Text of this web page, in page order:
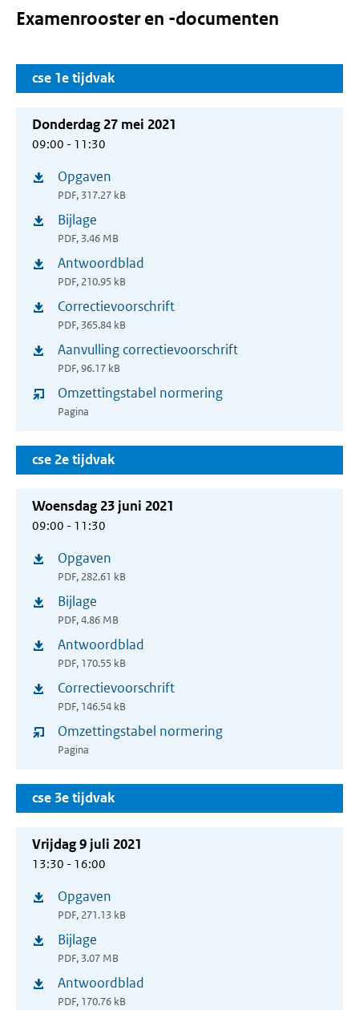
Examenrooster en -documenten
cse 1e tijdvak
Donderdag 27 mei 2021
09:00 - 11:30
Opgaven
PDF, 317.27 kB
(opent
nieuw
venster)
Bijlage
PDF, 3.46 MB
(opent
nieuw
venster)
Antwoordblad
PDF, 210.95 kB
(opent
nieuw
venster)
Correctievoorschrift
PDF, 365.84 kB
(opent
nieuw
venster)
Aanvulling correctievoorschrift
PDF, 96.17 kB
(opent
nieuw
venster)
Omzettingstabel normering
Pagina
cse 2e tijdvak
Woensdag 23 juni 2021
09:00 - 11:30
Opgaven
PDF, 282.61 kB
(opent
nieuw
venster)
Bijlage
PDF, 4.86 MB
(opent
nieuw
venster)
Antwoordblad
PDF, 170.55 kB
(opent
nieuw
venster)
Correctievoorschrift
PDF, 146.54 kB
(opent
nieuw
venster)
Omzettingstabel normering
Pagina
cse 3e tijdvak
Vrijdag 9 juli 2021
13:30 - 16:00
Opgaven
PDF, 271.13 kB
(opent
nieuw
venster)
Bijlage
PDF, 3.07 MB
(opent
nieuwAntwoordblad
PDF, 170.76 kB
(opent